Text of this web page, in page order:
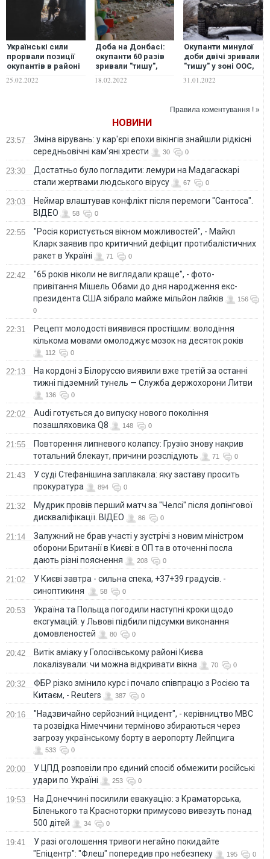
Українські сили
прорвали позиції
окупантів в районі
25.02.2022
Доба на Донбасі:
окупанти 60 разів
зривали "тишу",
ООС та цивільні
18.02.2022
Окупанти минулої
доби двічі зривали
"тишу" у зоні ООС,
український боєць
31.01.2022
Правила коментування ! »
НОВИНИ
23:57
Зміна вірувань: у кар'єрі епохи вікінгів знайшли рідкісні
середньовічні кам’яні хрести
30 0
23:30
Достатньо було погладити: лемури на Мадагаскарі
стали жертвами людського вірусу
67 0
23:03
Неймар влаштував конфлікт після перемоги "Сантоса".
ВІДЕО
58 0
22:55
"Росія користується вікном можливостей", - Майкл
Кларк заявив про критичний дефіцит протибалістичних
ракет в Україні
71 0
22:42
"65 років ніколи не виглядали краще", - фото-
привітання Мішель Обами до дня народження екс-
президента США зібрало майже мільйон лайків
156
0
22:31
Рецепт молодості виявився простішим: володіння
кількома мовами омолоджує мозок на десяток років
112 0
22:13
На кордоні з Білоруссю виявили вже третій за останні
тижні підземний тунель — Служба держохорони Литви
136 0
22:02
Audi готується до випуску нового покоління
позашляховика Q8
148 0
21:55
Повторення липневого колапсу: Грузію знову накрив
тотальний блекаут, причини розслідують
71 0
21:43
У суді Стефанішина заплакала: яку заставу просить
прокуратура
894 0
21:32
Мудрик провів перший матч за "Челсі" після допінгової
дискваліфікації. ВІДЕО
86 0
21:14
Залужний не брав участі у зустрічі з новим міністром
оборони Британії в Києві: в ОП та в оточенні посла
дають різні пояснення
208 0
21:02
У Києві завтра - сильна спека, +37+39 градусів. -
синоптикиня
58 0
20:53
Україна та Польща погодили наступні кроки щодо
ексгумацій: у Львові підбили підсумки виконання
домовленостей
80 0
20:42
Витік аміаку у Голосіївському районі Києва
локалізували: чи можна відкривати вікна
70 0
20:32
ФБР різко змінило курс і почало співпрацю з Росією та
Китаєм, - Reuters
387 0
20:16
"Надзвичайно серйозний інцидент", - керівництво МВС
та розвідка Німеччини терміново збираються через
загрозу українському борту в аеропорту Лейпцига
533 0
20:00
У ЦПД розповіли про єдиний спосіб обмежити російські
удари по Україні
253 0
19:53
На Донеччині посилили евакуацію: з Краматорська,
Біленького та Красноторки примусово вивезуть понад
500 дітей
34 0
19:41
У разі оголошення тривоги негайно покидайте
"Епіцентр": "Флеш" попередив про небезпеку
195 0